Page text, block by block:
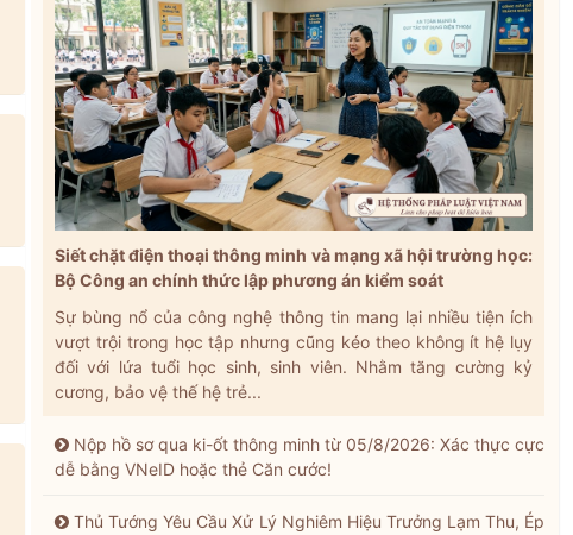
Siết chặt điện thoại thông minh và mạng xã hội trường học:
Bộ Công an chính thức lập phương án kiểm soát
Sự bùng nổ của công nghệ thông tin mang lại nhiều tiện ích
vượt trội trong học tập nhưng cũng kéo theo không ít hệ lụy
đối với lứa tuổi học sinh, sinh viên. Nhằm tăng cường kỷ
cương, bảo vệ thế hệ trẻ...
Nộp hồ sơ qua ki-ốt thông minh từ 05/8/2026: Xác thực cực
dễ bằng VNeID hoặc thẻ Căn cước!
Thủ Tướng Yêu Cầu Xử Lý Nghiêm Hiệu Trưởng Lạm Thu, Ép